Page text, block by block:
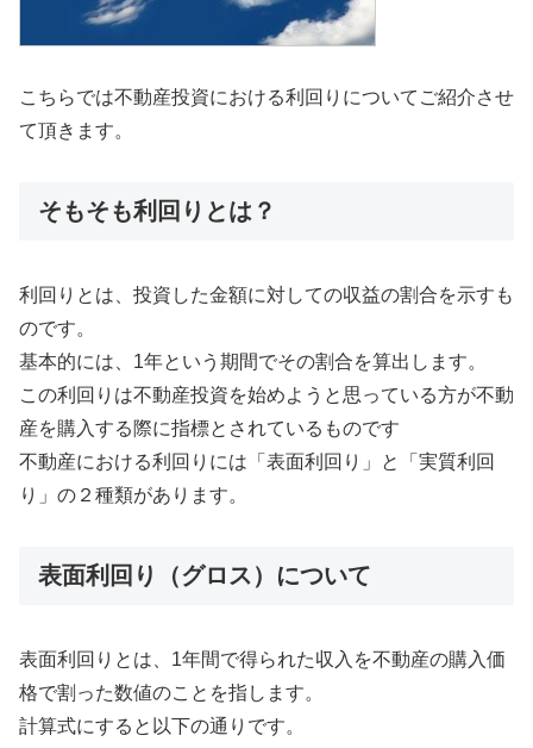
こちらでは不動産投資における利回りについてご紹介させ
て頂きます。
そもそも利回りとは？
利回りとは、投資した金額に対しての収益の割合を示すも
のです。
基本的には、1年という期間でその割合を算出します。
この利回りは不動産投資を始めようと思っている方が不動
産を購入する際に指標とされているものです
不動産における利回りには「表面利回り」と「実質利回
り」の２種類があります。
表面利回り（グロス）について
表面利回りとは、1年間で得られた収入を不動産の購入価
格で割った数値のことを指します。
計算式にすると以下の通りです。